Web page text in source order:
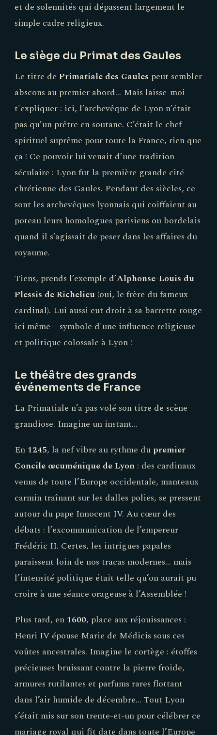
et de solennités qui dépassent largement le
simple cadre religieux.
Le siège du Primat des Gaules
Le titre de Primatiale des Gaules peut sembler
abscons au premier abord… Mais laisse-moi
t'expliquer : ici, l’archevêque de Lyon n’était
pas qu’un prêtre en soutane. C’était le chef
spirituel suprême pour toute la France, rien que
ça ! Ce pouvoir lui venait d’une tradition
séculaire : Lyon fut la première grande cité
chrétienne des Gaules. Pendant des siècles, ce
sont les archevêques lyonnais qui coiffaient au
poteau leurs homologues parisiens ou bordelais
quand il s’agissait de peser dans les affaires du
royaume.
Tiens, prends l’exemple d’Alphonse-Louis du
Plessis de Richelieu (oui, le frère du fameux
cardinal). Lui aussi eut droit à sa barrette rouge
ici même – symbole d'une influence religieuse
et politique colossale à Lyon !
Le théâtre des grands
événements de France
La Primatiale n’a pas volé son titre de scène
grandiose. Imagine un instant…
En 1245, la nef vibre au rythme du premier
Concile œcuménique de Lyon : des cardinaux
venus de toute l’Europe occidentale, manteaux
carmin traînant sur les dalles polies, se pressent
autour du pape Innocent IV. Au cœur des
débats : l’excommunication de l’empereur
Frédéric II. Certes, les intrigues papales
paraissent loin de nos tracas modernes… mais
l’intensité politique était telle qu’on aurait pu
croire à une séance orageuse à l’Assemblée !
Plus tard, en 1600, place aux réjouissances :
Henri IV épouse Marie de Médicis sous ces
voûtes ancestrales. Imagine le cortège : étoffes
précieuses bruissant contre la pierre froide,
armures rutilantes et parfums rares flottant
dans l’air humide de décembre… Tout Lyon
s’était mis sur son trente-et-un pour célébrer ce
mariage royal qui fit date dans toute l’Europe